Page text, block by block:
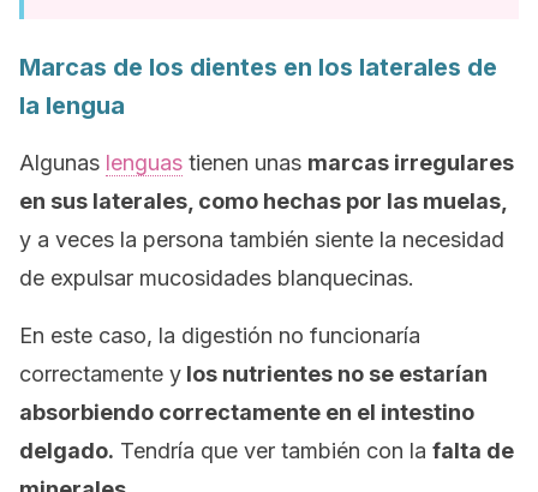
Marcas de los dientes en los laterales de
la lengua
Algunas lenguas tienen unas marcas irregulares
en sus laterales, como hechas por las muelas,
y a veces la persona también siente la necesidad
de expulsar mucosidades blanquecinas.
En este caso, la digestión no funcionaría
correctamente y los nutrientes no se estarían
absorbiendo correctamente en el intestino
delgado. Tendría que ver también con la falta de